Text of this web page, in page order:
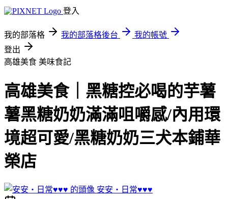
登入
我的部落格 我的部落格後台
我的帳號
登出
高雄美食 美味食記
高雄美食｜黑糖控必喝的芋薯
薯黑糖奶奶滿滿咀嚼感/內用環
境超可愛/黑糖奶奶三犬本鋪華
榮店
安安‧日常♥♥♥